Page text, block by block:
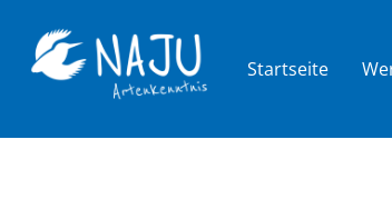
Inhalt
springen
Startseite